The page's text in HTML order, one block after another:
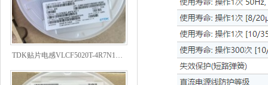
TDK贴片电感VLCF5020T-4R7N1R7-1